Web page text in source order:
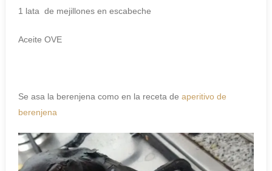
1 lata de mejillones en escabeche
Aceite OVE
Se asa la berenjena como en la receta de aperitivo de
berenjena